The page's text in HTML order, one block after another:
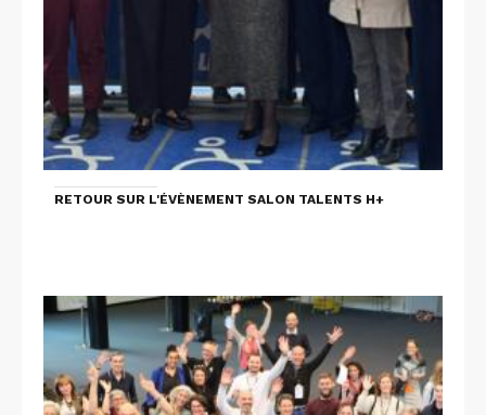
RETOUR SUR L'ÉVÈNEMENT SALON TALENTS H+